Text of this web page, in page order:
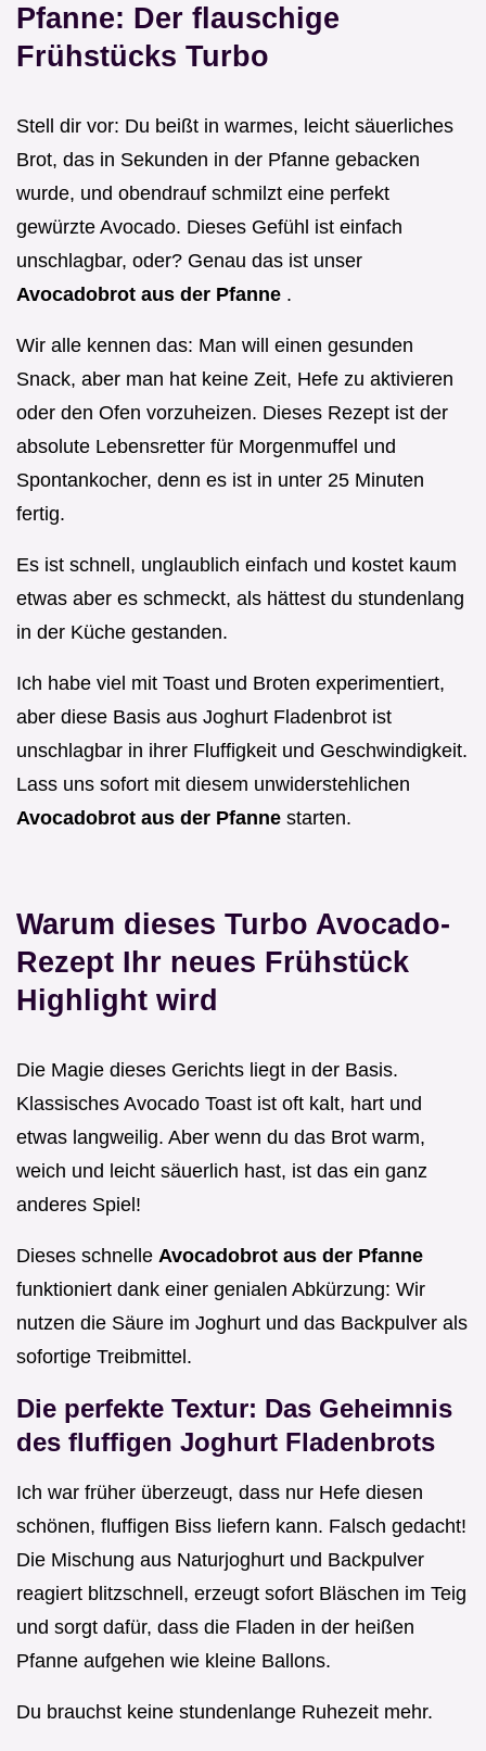
Pfanne: Der flauschige
Frühstücks Turbo
Stell dir vor: Du beißt in warmes, leicht säuerliches
Brot, das in Sekunden in der Pfanne gebacken
wurde, und obendrauf schmilzt eine perfekt
gewürzte Avocado. Dieses Gefühl ist einfach
unschlagbar, oder? Genau das ist unser
Avocadobrot aus der Pfanne .
Wir alle kennen das: Man will einen gesunden
Snack, aber man hat keine Zeit, Hefe zu aktivieren
oder den Ofen vorzuheizen. Dieses Rezept ist der
absolute Lebensretter für Morgenmuffel und
Spontankocher, denn es ist in unter 25 Minuten
fertig.
Es ist schnell, unglaublich einfach und kostet kaum
etwas aber es schmeckt, als hättest du stundenlang
in der Küche gestanden.
Ich habe viel mit Toast und Broten experimentiert,
aber diese Basis aus Joghurt Fladenbrot ist
unschlagbar in ihrer Fluffigkeit und Geschwindigkeit.
Lass uns sofort mit diesem unwiderstehlichen
Avocadobrot aus der Pfanne starten.
Warum dieses Turbo Avocado-
Rezept Ihr neues Frühstück
Highlight wird
Die Magie dieses Gerichts liegt in der Basis.
Klassisches Avocado Toast ist oft kalt, hart und
etwas langweilig. Aber wenn du das Brot warm,
weich und leicht säuerlich hast, ist das ein ganz
anderes Spiel!
Dieses schnelle Avocadobrot aus der Pfanne
funktioniert dank einer genialen Abkürzung: Wir
nutzen die Säure im Joghurt und das Backpulver als
sofortige Treibmittel.
Die perfekte Textur: Das Geheimnis
des fluffigen Joghurt Fladenbrots
Ich war früher überzeugt, dass nur Hefe diesen
schönen, fluffigen Biss liefern kann. Falsch gedacht!
Die Mischung aus Naturjoghurt und Backpulver
reagiert blitzschnell, erzeugt sofort Bläschen im Teig
und sorgt dafür, dass die Fladen in der heißen
Pfanne aufgehen wie kleine Ballons.
Du brauchst keine stundenlange Ruhezeit mehr.